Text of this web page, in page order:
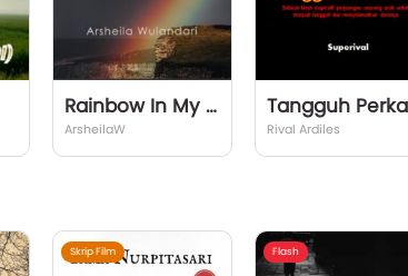
Rainbow In My Love
ArsheilaW Rival Ardiles
Skrip Film Flash